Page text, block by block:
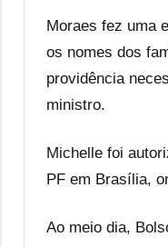
Moraes fez uma
os nomes dos
providência
ministro.
Michelle foi
PF em Brasília,
Ao meio dia,